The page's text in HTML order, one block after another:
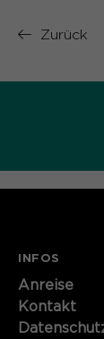
Zurück
INFOS
Anreise
Kontakt